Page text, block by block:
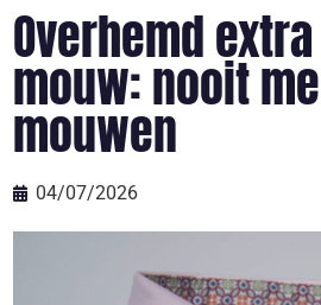
Overhemd
mouw: nooit
mouwen
04/07/2026